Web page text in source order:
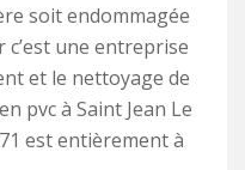
soit endommagée
une entreprise
et le nettoyage de
pvc à Saint Jean Le
est entièrement à